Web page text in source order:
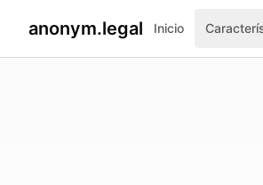
anonym.legal Inicio